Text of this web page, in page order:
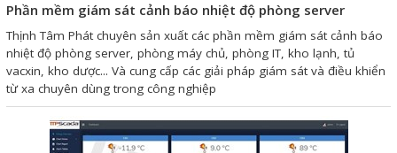
Phần mềm giám sát cảnh báo nhiệt độ phòng server
Thịnh Tâm Phát chuyên sản xuất các phần mềm giám sát cảnh báo
nhiệt độ phòng server, phòng máy chủ, phòng IT, kho lạnh, tủ
vacxin, kho dược... Và cung cấp các giải pháp giám sát và điều khiển
từ xa chuyên dùng trong công nghiệp
Gọi cho chúng tôi
Nhắn tin
Mail